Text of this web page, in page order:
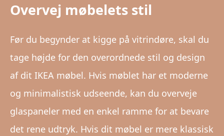
Overvej møbelets stil
Før du begynder at kigge på vitrindøre, skal du
tage højde for den overordnede stil og design
af dit IKEA møbel. Hvis møblet har et moderne
og minimalistisk udseende, kan du overveje
glaspaneler med en enkel ramme for at bevare
det rene udtryk. Hvis dit møbel er mere klassisk